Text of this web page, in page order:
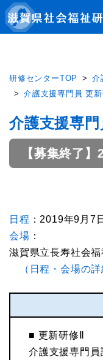
研修センターTOP
介
介護支援専門員 更
介護支援専
【募集終了
日程 ：2019年9月7
会場 ：
滋賀県立長寿社会
（日程・会場の詳
■ 更新研修Ⅱ
介護支援専門